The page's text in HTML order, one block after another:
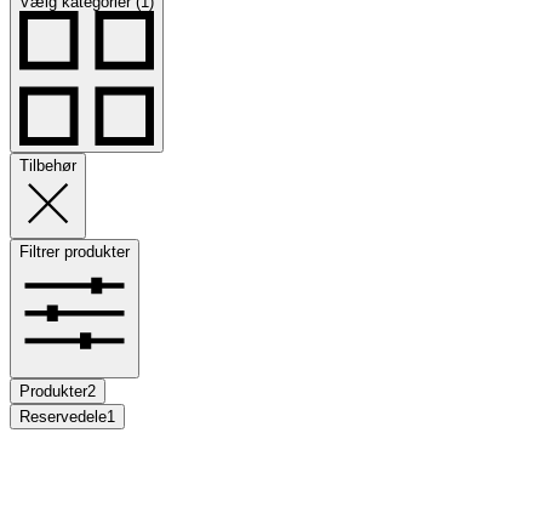
Tilbehør
Filtrer produkter
Produkter2
Reservedele1